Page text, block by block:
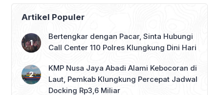
Artikel Populer
Bertengkar dengan Pacar, Sinta Hubungi
Call Center 110 Polres Klungkung Dini Hari
KMP Nusa Jaya Abadi Alami Kebocoran di
Laut, Pemkab Klungkung Percepat Jadwal
Docking Rp3,6 Miliar